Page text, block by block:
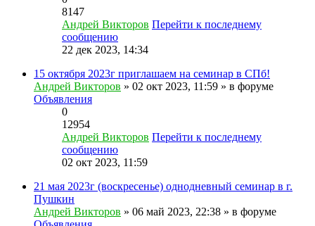
8147
Андрей Викторов Перейти к последнему
сообщению
22 дек 2023, 14:34
15 октября 2023г приглашаем на семинар в СПб!
Андрей Викторов » 02 окт 2023, 11:59 » в форуме
Объявления
0
12954
Андрей Викторов Перейти к последнему
сообщению
02 окт 2023, 11:59
21 мая 2023г (воскресенье) однодневный семинар в г.
Пушкин
Андрей Викторов » 06 май 2023, 22:38 » в форуме